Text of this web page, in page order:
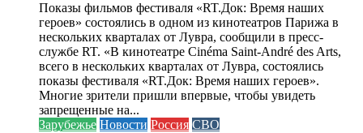
Показы фильмов фестиваля «RT.Док: Время наших
героев» состоялись в одном из кинотеатров Парижа в
нескольких кварталах от Лувра, сообщили в пресс-
службе RT. «В кинотеатре Cinéma Saint-André des Arts,
всего в нескольких кварталах от Лувра, состоялись
показы фестиваля «RT.Док: Время наших героев».
Многие зрители пришли впервые, чтобы увидеть
запрещенные на...
Зарубежье Новости Россия СВО